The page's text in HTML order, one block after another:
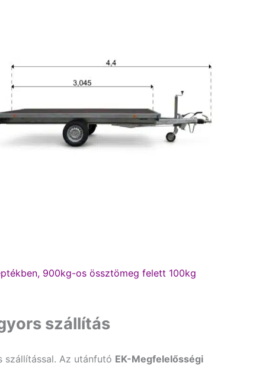
900kg-os össztömeg felett 100kg
szállítás
szállítással. Az utánfutó EK-Megfelelősségi